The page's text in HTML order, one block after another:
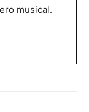
musical.